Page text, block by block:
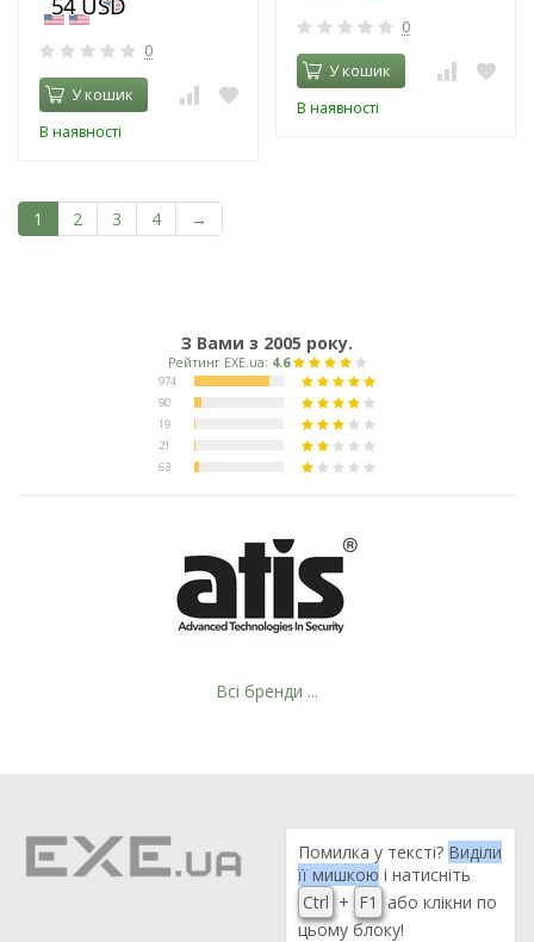
0
У кошик
В наявності
0
У кошик
В наявності
1 2 3 4 →
З Вами з 2005 року.
Всі бренди ...
Помилка у тексті? Виділи
її мишкою і натисніть
Ctrl + F1
або клікни по
цьому блоку!